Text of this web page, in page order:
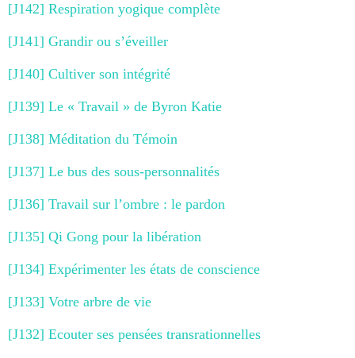
[J142] Respiration yogique complète
[J141] Grandir ou s’éveiller
[J140] Cultiver son intégrité
[J139] Le « Travail » de Byron Katie
[J138] Méditation du Témoin
[J137] Le bus des sous-personnalités
[J136] Travail sur l’ombre : le pardon
[J135] Qi Gong pour la libération
[J134] Expérimenter les états de conscience
[J133] Votre arbre de vie
[J132] Ecouter ses pensées transrationnelles